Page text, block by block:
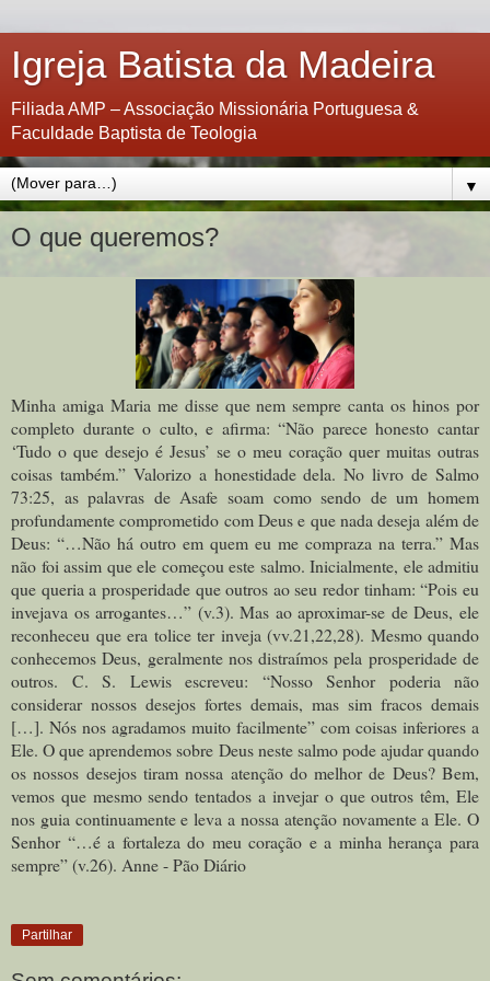
Igreja Batista da Madeira
Filiada AMP – Associação Missionária Portuguesa &
Faculdade Baptista de Teologia
▼
O que queremos?
Minha amiga Maria me disse que nem sempre canta os hinos por
completo durante o culto, e afirma: “Não parece honesto cantar
‘Tudo o que desejo é Jesus’ se o meu coração quer muitas outras
coisas também.” Valorizo a honestidade dela. No livro de Salmo
73:25, as palavras de Asafe soam como sendo de um homem
profundamente comprometido com Deus e que nada deseja além de
Deus: “…Não há outro em quem eu me compraza na terra.” Mas
não foi assim que ele começou este salmo. Inicialmente, ele admitiu
que queria a prosperidade que outros ao seu redor tinham: “Pois eu
invejava os arrogantes…” (v.3). Mas ao aproximar-se de Deus, ele
reconheceu que era tolice ter inveja (vv.21,22,28). Mesmo quando
conhecemos Deus, geralmente nos distraímos pela prosperidade de
outros. C. S. Lewis escreveu: “Nosso Senhor poderia não
considerar nossos desejos fortes demais, mas sim fracos demais
[…]. Nós nos agradamos muito facilmente” com coisas inferiores a
Ele. O que aprendemos sobre Deus neste salmo pode ajudar quando
os nossos desejos tiram nossa atenção do melhor de Deus? Bem,
vemos que mesmo sendo tentados a invejar o que outros têm, Ele
nos guia continuamente e leva a nossa atenção novamente a Ele. O
Senhor “…é a fortaleza do meu coração e a minha herança para
sempre” (v.26). Anne - Pão Diário
Partilhar